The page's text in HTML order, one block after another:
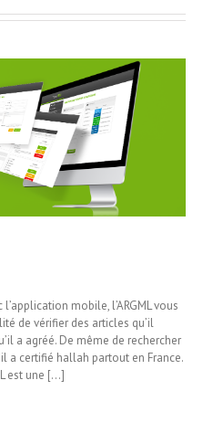
l’application mobile, l’ARGML vous
de vérifier des articles qu’il
a agréé. De même de rechercher
a certifié hallah partout en France.
est une [...]